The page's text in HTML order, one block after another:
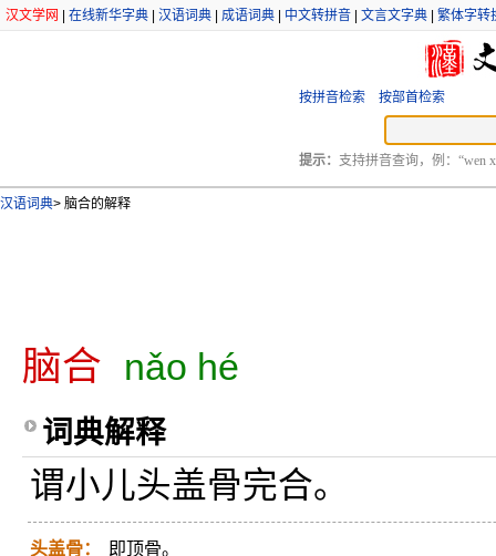
汉文学网 在线新华字典 汉语词典 成语词典 中文转拼音 文言文字典 繁体字转
按拼音检索 按部首检索
提示： 支持拼音查询，例：“wen
汉语词典> 脑合的解释
脑合 nǎo hé
词典解释
谓小儿头盖骨完合。
头盖骨： 即顶骨。